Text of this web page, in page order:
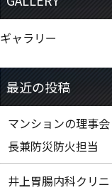
ギャラリー
マンションの理事
長兼防災防火担当
井上胃腸内科クリ